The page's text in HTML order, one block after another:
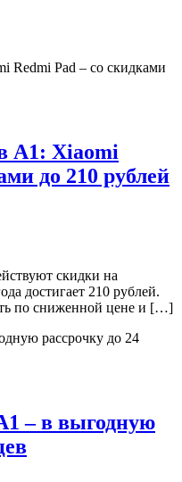
А1: Xiaomi
до 210 рублей
скидки на
достигает 210 рублей.
по сниженной цене и […]
– в выгодную